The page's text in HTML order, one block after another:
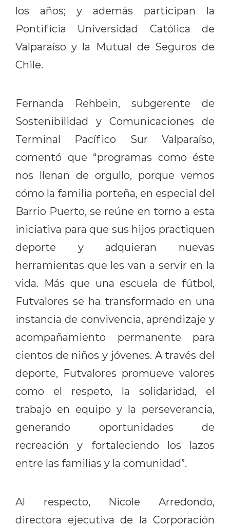
los años; y además participan la
Pontificia Universidad Católica de
Valparaíso y la Mutual de Seguros de
Chile.
Fernanda Rehbein, subgerente de
Sostenibilidad y Comunicaciones de
Terminal Pacífico Sur Valparaíso,
comentó que “programas como éste
nos llenan de orgullo, porque vemos
cómo la familia porteña, en especial del
Barrio Puerto, se reúne en torno a esta
iniciativa para que sus hijos practiquen
deporte y adquieran nuevas
herramientas que les van a servir en la
vida. Más que una escuela de fútbol,
Futvalores se ha transformado en una
instancia de convivencia, aprendizaje y
acompañamiento permanente para
cientos de niños y jóvenes. A través del
deporte, Futvalores promueve valores
como el respeto, la solidaridad, el
trabajo en equipo y la perseverancia,
generando oportunidades de
recreación y fortaleciendo los lazos
entre las familias y la comunidad”.
Al respecto, Nicole Arredondo,
directora ejecutiva de la Corporación